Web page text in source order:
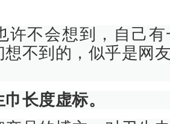
许不会想到，自己
不到的，似乎是网
长度虚标。